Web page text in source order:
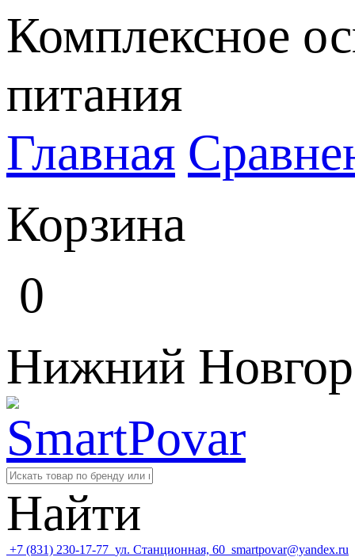
Комплексное
питания
Главная
Корзина
0
Нижний
Найти
+7 (831) 230-17-77 ул. Станционная, 60 smartpovar@yandex.ru